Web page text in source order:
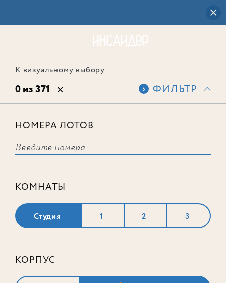
К визуальному выбору
0 из 371 5 ФИЛЬТР
НОМЕРА ЛОТОВ
КОМНАТЫ
Студия 1 2 3
КОРПУС
соответствует ни одного лота